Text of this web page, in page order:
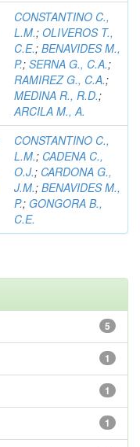
CONSTANTINO C.,
L.M.; OLIVEROS T.,
C.E.; BENAVIDES M.,
P.; SERNA G., C.A.;
RAMIREZ G., C.A.;
MEDINA R., R.D.;
ARCILA M., A.
CONSTANTINO C.,
L.M.; CADENA C.,
O.J.; CARDONA G.,
J.M.; BENAVIDES M.,
P.; GONGORA B.,
C.E.
5
1
1
1